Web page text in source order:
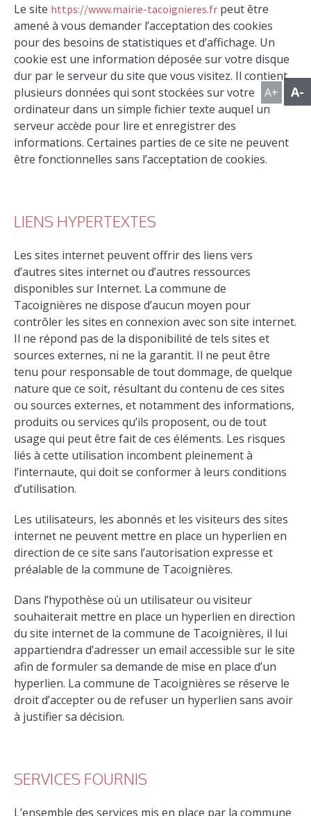
A+ A-
Le site https://www.mairie-tacoignieres.fr peut être
amené à vous demander l’acceptation des cookies
pour des besoins de statistiques et d’affichage. Un
cookie est une information déposée sur votre disque
dur par le serveur du site que vous visitez. Il contient
plusieurs données qui sont stockées sur votre
ordinateur dans un simple fichier texte auquel un
serveur accède pour lire et enregistrer des
informations. Certaines parties de ce site ne peuvent
être fonctionnelles sans l’acceptation de cookies.
LIENS HYPERTEXTES
Les sites internet peuvent offrir des liens vers
d’autres sites internet ou d’autres ressources
disponibles sur Internet. La commune de
Tacoignières ne dispose d’aucun moyen pour
contrôler les sites en connexion avec son site internet.
Il ne répond pas de la disponibilité de tels sites et
sources externes, ni ne la garantit. Il ne peut être
tenu pour responsable de tout dommage, de quelque
nature que ce soit, résultant du contenu de ces sites
ou sources externes, et notamment des informations,
produits ou services qu’ils proposent, ou de tout
usage qui peut être fait de ces éléments. Les risques
liés à cette utilisation incombent pleinement à
l’internaute, qui doit se conformer à leurs conditions
d’utilisation.
Les utilisateurs, les abonnés et les visiteurs des sites
internet ne peuvent mettre en place un hyperlien en
direction de ce site sans l’autorisation expresse et
préalable de la commune de Tacoignières.
Dans l’hypothèse où un utilisateur ou visiteur
souhaiterait mettre en place un hyperlien en direction
du site internet de la commune de Tacoignières, il lui
appartiendra d’adresser un email accessible sur le site
afin de formuler sa demande de mise en place d’un
hyperlien. La commune de Tacoignières se réserve le
droit d’accepter ou de refuser un hyperlien sans avoir
à justifier sa décision.
SERVICES FOURNIS
L’ensemble des services mis en place par la commune